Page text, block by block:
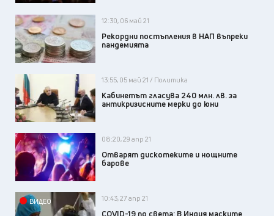
12:30, 06 май 21
Рекордни постъпления в НАП въпреки
пандемията
13:55, 05 май 21 / Политика
Кабинетът гласува 240 млн. лв. за
антикризисните мерки до юни
08:20, 29 апр 21
Отварят дискотеките и нощните
барове
ВИДЕО 10:43, 27 апр 21
COVID-19 по света: В Индия маските